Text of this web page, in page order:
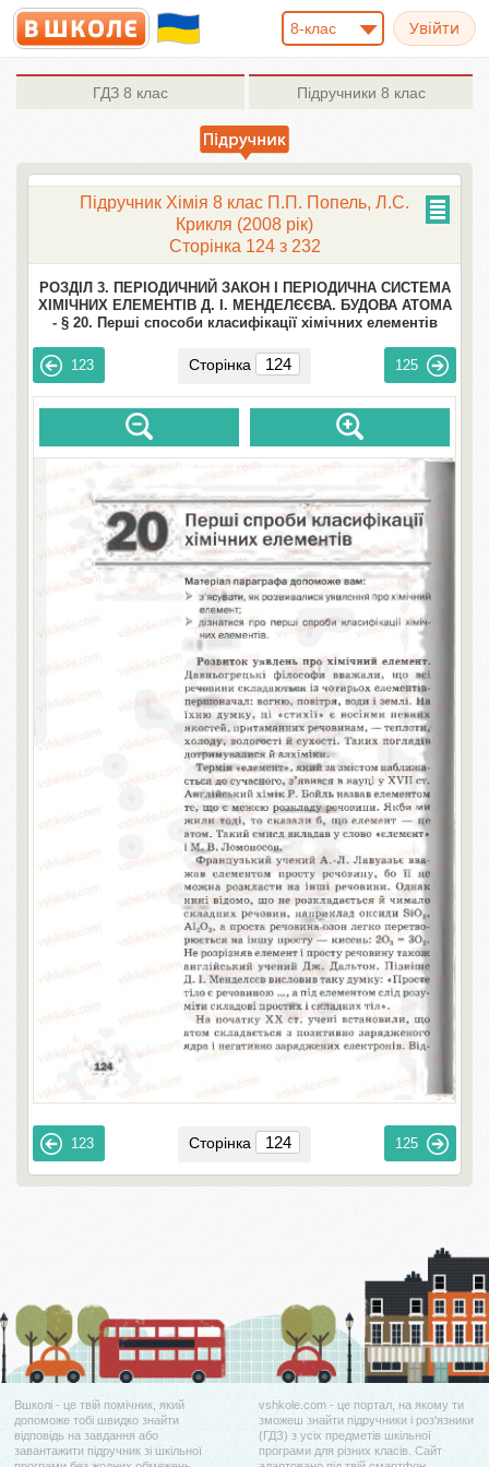
8-клас
ГДЗ 8 клас Підручники 8 клас
Підручник Хімія 8 клас П.П. Попель, Л.С.
Крикля (2008 рік)
Сторінка 124 з 232
РОЗДІЛ 3. ПЕРІОДИЧНИЙ ЗАКОН І ПЕРІОДИЧНА СИСТЕМА
ХІМІЧНИХ ЕЛЕМЕНТІВ Д. І. МЕНДЕЛЄЄВА. БУДОВА АТОМА
- § 20. Перші способи класифікації хімічних елементів
123 Сторінка 125
123 Сторінка 125
Вшколі - це твій помічник, який
допоможе тобі швидко знайти
відповідь на завдання або
завантажити підручник зі шкільної
vshkole.com - це портал, на якому ти
зможеш знайти підручники і роз'язники
(ГДЗ) з усіх предметів шкільної
програми для різних класів. Сайт